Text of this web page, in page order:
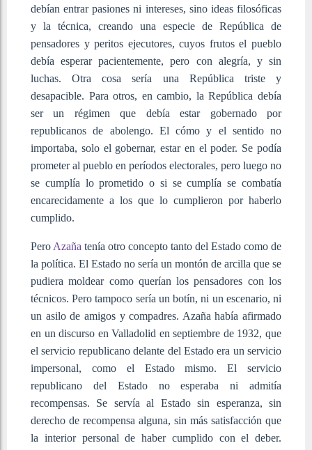
debían entrar pasiones ni intereses, sino ideas filosóficas
y la técnica, creando una especie de República de
pensadores y peritos ejecutores, cuyos frutos el pueblo
debía esperar pacientemente, pero con alegría, y sin
luchas. Otra cosa sería una República triste y
desapacible. Para otros, en cambio, la República debía
ser un régimen que debía estar gobernado por
republicanos de abolengo. El cómo y el sentido no
importaba, solo el gobernar, estar en el poder. Se podía
prometer al pueblo en períodos electorales, pero luego no
se cumplía lo prometido o si se cumplía se combatía
encarecidamente a los que lo cumplieron por haberlo
cumplido.
Pero Azaña tenía otro concepto tanto del Estado como de
la política. El Estado no sería un montón de arcilla que se
pudiera moldear como querían los pensadores con los
técnicos. Pero tampoco sería un botín, ni un escenario, ni
un asilo de amigos y compadres. Azaña había afirmado
en un discurso en Valladolid en septiembre de 1932, que
el servicio republicano delante del Estado era un servicio
impersonal, como el Estado mismo. El servicio
republicano del Estado no esperaba ni admitía
recompensas. Se servía al Estado sin esperanza, sin
derecho de recompensa alguna, sin más satisfacción que
la interior personal de haber cumplido con el deber.